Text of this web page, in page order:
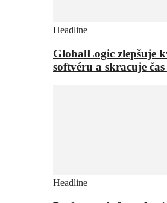
Headline
GlobalLogic zlepšuje
softvéru a skracuje
Headline